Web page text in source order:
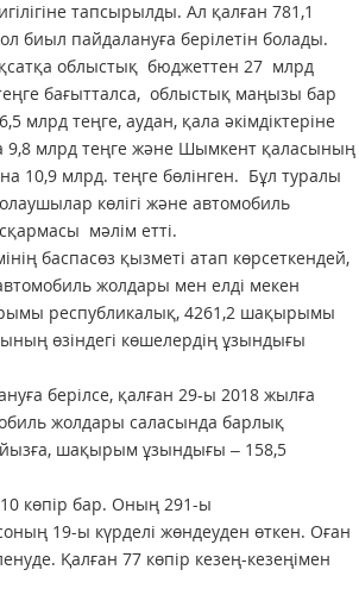
тапсырылды. Ал қалған 781,1
биыл пайдалануға берілетін болады.
облыстық бюджеттен 27 млрд
бағытталса, облыстық маңызы бар
млрд теңге, аудан, қала әкімдіктеріне
9,8 млрд теңге және Шымкент қаласының
10,9 млрд. теңге бөлінген. Бұл туралы
көлігі және автомобиль
мәлім етті.
баспасөз қызметі атап көрсеткендей,
жолдары мен елді мекен
республикалық, 4261,2 шақырымы
өзіндегі көшелердің ұзындығы
берілсе, қалған 29-ы 2018 жылға
жолдары саласында барлық
шақырым ұзындығы – 158,5
көпір бар. Оның 291-ы
19-ы күрделі жөндеуден өткен. Оған
Қалған 77 көпір кезең-кезеңімен